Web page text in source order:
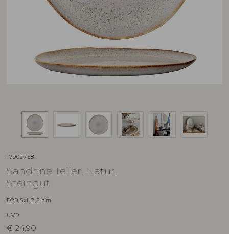
17902758
Sandrine Teller, Natur,
Steingut
D28,5xH2,5 cm
UVP
€ 24,90